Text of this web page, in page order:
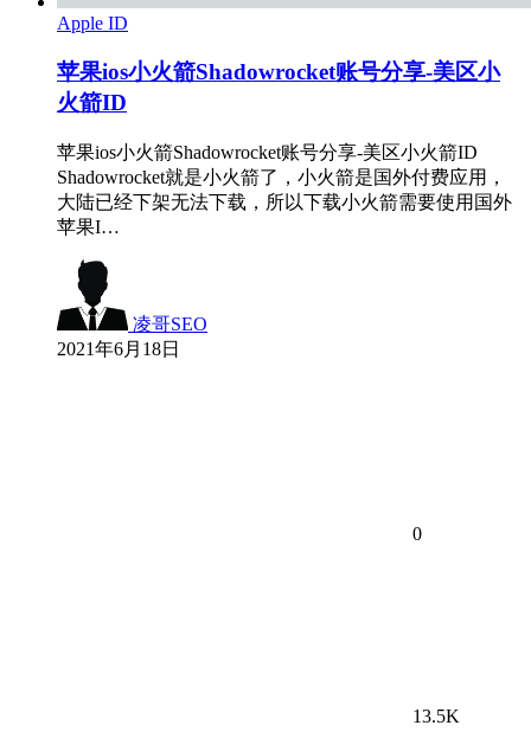
Apple ID
苹果ios小火箭Shadowrocket账号分享-美区小
火箭ID
苹果ios小火箭Shadowrocket账号分享-美区小火箭ID
Shadowrocket就是小火箭了，小火箭是国外付费应用，
大陆已经下架无法下载，所以下载小火箭需要使用国外
苹果I…
凌哥SEO
2021年6月18日
0
13.5K